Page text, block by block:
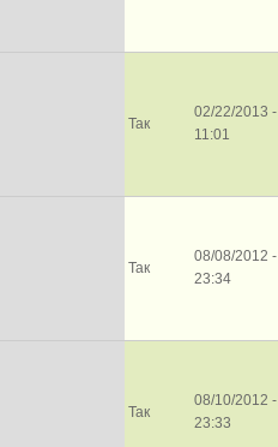
Так
02/22/2013 -
11:01
Так
08/08/2012 -
23:34
Так
08/10/2012 -
23:33